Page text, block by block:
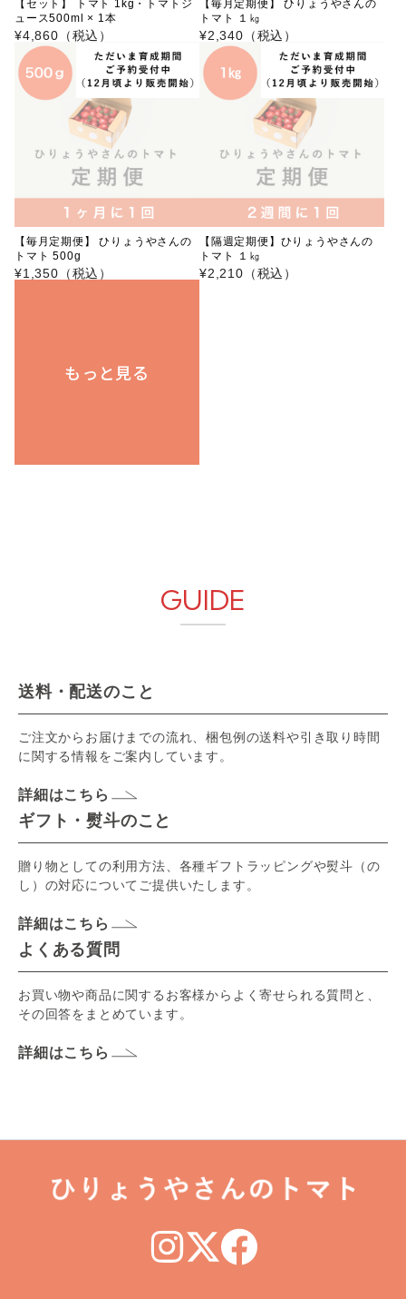
【セット】 トマト 1kg・トマトジ
ュース500ml × 1本
¥4,860（税込）
【毎月定期便】 ひりょうやさんの
トマト １㎏
¥2,340（税込）
【毎月定期便】 ひりょうやさんの
トマト 500g
¥1,350（税込）
【隔週定期便】ひりょうやさんの
トマト １㎏
¥2,210（税込）
GUIDE
送料・配送のこと
ご注文からお届けまでの流れ、梱包例の送料や引き取り時間
に関する情報をご案内しています。
詳細はこちら
ギフト・熨斗のこと
贈り物としての利用方法、各種ギフトラッピングや熨斗（の
し）の対応についてご提供いたします。
詳細はこちら
よくある質問
お買い物や商品に関するお客様からよく寄せられる質問と、
その回答をまとめています。
詳細はこちら